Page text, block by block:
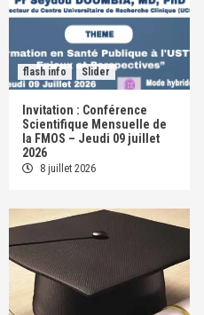
flash info Slider
Invitation : Conférence
Scientifique Mensuelle de
la FMOS – Jeudi 09 juillet
2026
8 juillet 2026